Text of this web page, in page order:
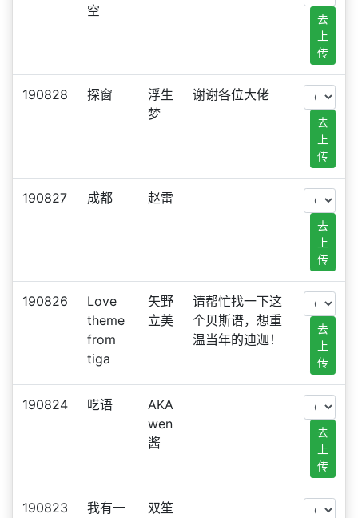
空
去
上
传
190828 探窗
浮生
梦
谢谢各位大佬
去
上
传
190827 成都 赵雷
去
上
传
190826
Love
theme
from
tiga
矢野
立美
请帮忙找一下这
个贝斯谱，想重
温当年的迪迦！
去
上
传
190824 呓语
AKA
wen
酱
去
上
传
190823
我有一
双笙